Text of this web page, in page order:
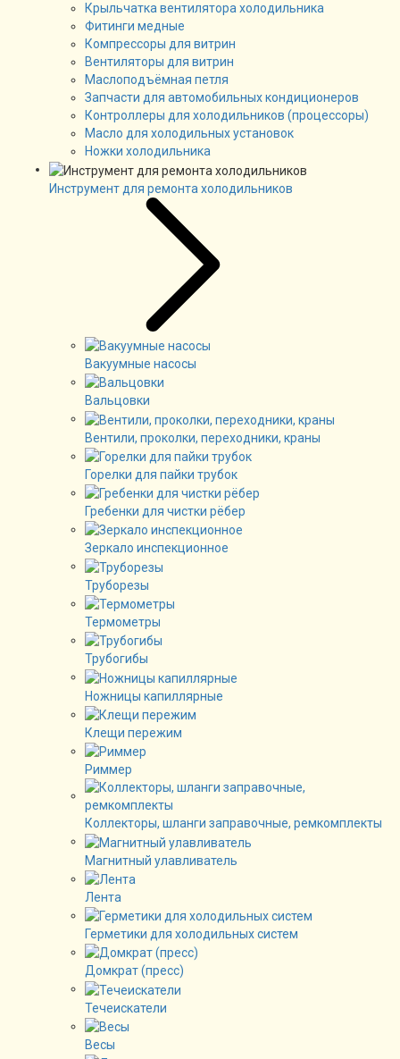
Крыльчатка вентилятора холодильника
Фитинги медные
Компрессоры для витрин
Вентиляторы для витрин
Маслоподъёмная петля
Запчасти для автомобильных кондиционеров
Контроллеры для холодильников (процессоры)
Масло для холодильных установок
Ножки холодильника
Инструмент для ремонта холодильников
Вакуумные насосы
Вальцовки
Вентили, проколки, переходники, краны
Горелки для пайки трубок
Гребенки для чистки рёбер
Зеркало инспекционное
Труборезы
Термометры
Трубогибы
Ножницы капиллярные
Клещи пережим
Риммер
Коллекторы, шланги заправочные, ремкомплекты
Магнитный улавливатель
Лента
Герметики для холодильных систем
Домкрат (пресс)
Течеискатели
Весы